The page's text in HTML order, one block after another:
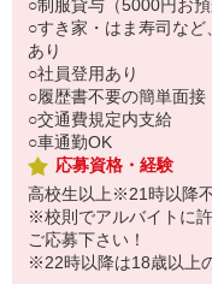
○制服貸与（5000円お預
○すき家・はま寿司な
あり
○社員登用あり
○履歴書不要の簡単面接
○交通費規定内支給
○車通勤OK
応募資格・経験
高校生以上※21時以降
※校則でアルバイトに
ご応募下さい！
※22時以降は18歳以上